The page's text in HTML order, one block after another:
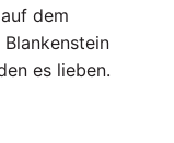
dem
es lieben.